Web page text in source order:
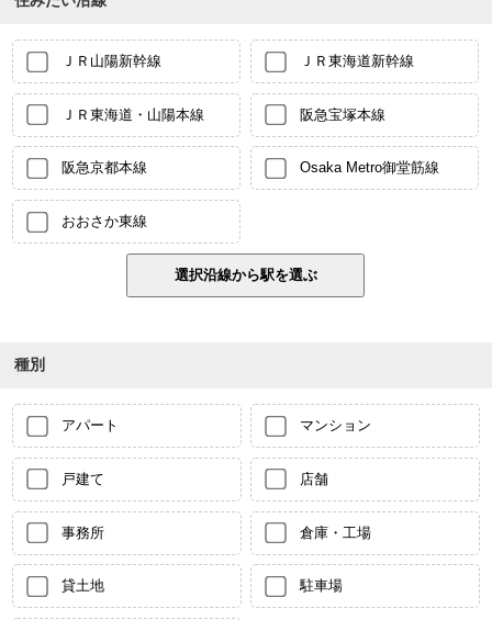
ＪＲ山陽新幹線 ＪＲ東海道新幹線
ＪＲ東海道・山陽本線 阪急宝塚本線
阪急京都本線 Osaka Metro御堂筋線
おおさか東線
種別
アパート マンション
戸建て 店舗
事務所 倉庫・工場
貸土地 駐車場